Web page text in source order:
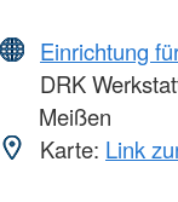
Einrichtung
DRK
Meißen
Karte: Link